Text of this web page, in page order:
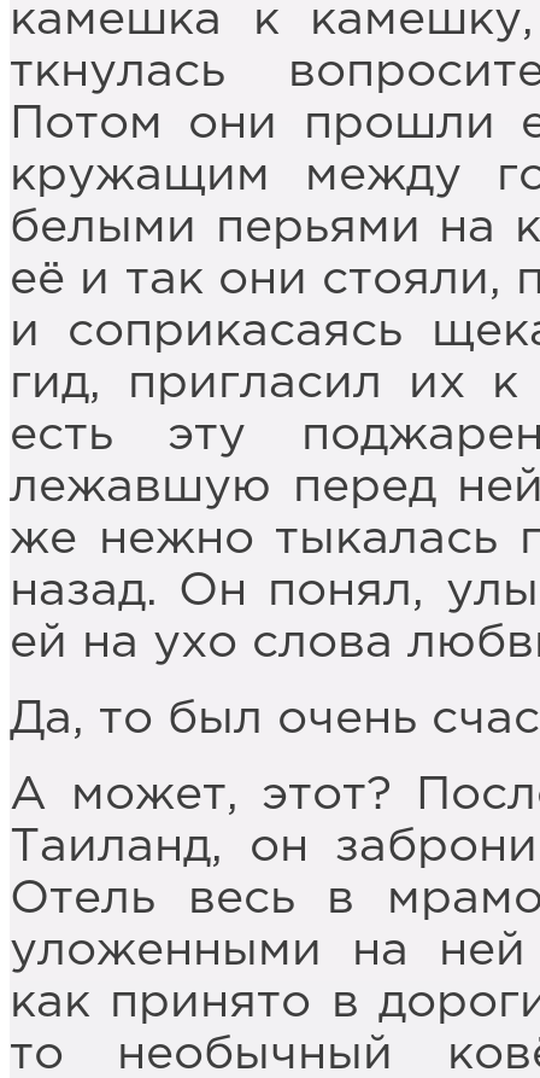
камешка к
ткнулась
Потом они прошли
кружащим между
белыми перьями на
её и так они стояли,
и соприкасаясь
гид, пригласил их
есть эту
лежавшую перед
же нежно тыкалась
назад. Он понял,
ей на ухо слова
Да, то был очень
А может, этот?
Таиланд, он
Отель весь в
уложенными на ней
как принято в
то необычный